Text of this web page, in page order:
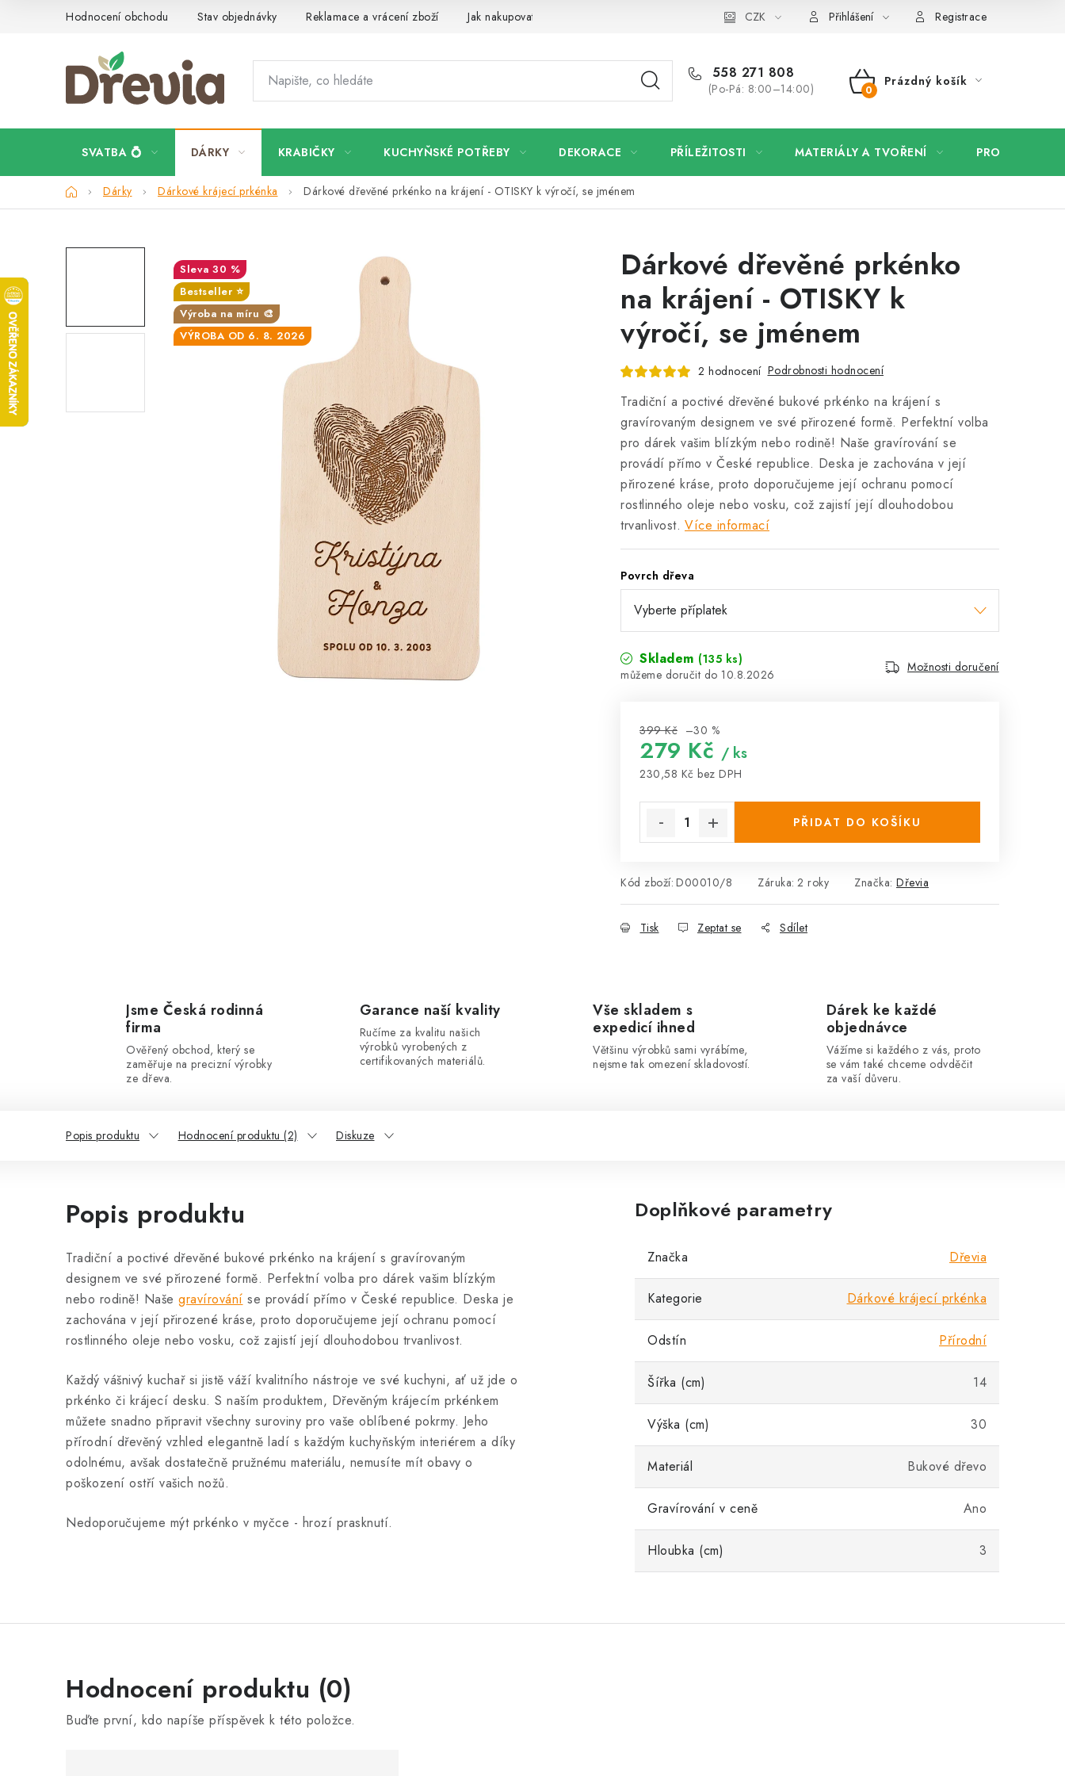
Hodnocení obchodu Stav objednávky Reklamace a vrácení zboží Jak nakupovat Pro firmy Velkoobchod Kontakt
CZK Přihlášení Registrace
558 271 808
(Po-Pá: 8:00–14:00)
NÁKUPNÍ
Prázdný košík
SVATBA 💍 DÁRKY KRABIČKY KUCHYŇSKÉ POTŘEBY DEKORACE PŘÍLEŽITOSTI MATERIÁLY A TVOŘENÍ PRO FIRMY
DomůDárky Dárkové krájecí prkénka Dárkové dřevěné prkénko na krájení - OTISKY k výročí, se jménem
Dárkové dřevěné prkénko
na krájení - OTISKY k
výročí, se jménem
2 hodnocení Podrobnosti hodnocení
Tradiční a poctivé dřevěné bukové prkénko na krájení s
gravírovaným designem ve své přirozené formě. Perfektní volba
pro dárek vašim blízkým nebo rodině! Naše gravírování se
provádí přímo v České republice. Deska je zachována v její
přirozené kráse, proto doporučujeme její ochranu pomocí
rostlinného oleje nebo vosku, což zajistí její dlouhodobou
trvanlivost. Více informací
Povrch dřeva
Skladem (135 ks)
10.8.2026
Možnosti doručení
399 Kč –30 %
279 Kč / ks
230,58 Kč bez DPH
PŘIDAT DO KOŠÍKU
Kód zboží: D00010/8 Záruka: 2 roky Značka: Dřevia
Tisk Zeptat se Sdílet
30 %
Bestseller ⭐️
Výroba na míru 🎨
VÝROBA OD 6. 8. 2026
Jsme Česká rodinná
firma
Ověřený obchod, který se
zaměřuje na precizní výrobky
ze dřeva.
Garance naší kvality
Ručíme za kvalitu našich
výrobků vyrobených z
certifikovaných materiálů.
Vše skladem s
expedicí ihned
Většinu výrobků sami vyrábíme,
nejsme tak omezení skladovostí.
Dárek ke každé
objednávce
Vážíme si každého z vás, proto
se vám také chceme odvděčit
za vaší důveru.
Popis produktu Hodnocení produktu (2) Diskuze
Popis produktu
Tradiční a poctivé dřevěné bukové prkénko na krájení s gravírovaným
designem ve své přirozené formě. Perfektní volba pro dárek vašim blízkým
nebo rodině! Naše gravírování se provádí přímo v České republice. Deska je
zachována v její přirozené kráse, proto doporučujeme její ochranu pomocí
rostlinného oleje nebo vosku, což zajistí její dlouhodobou trvanlivost.
Každý vášnivý kuchař si jistě váží kvalitního nástroje ve své kuchyni, ať už jde o
prkénko či krájecí desku. S naším produktem, Dřevěným krájecím prkénkem
můžete snadno připravit všechny suroviny pro vaše oblíbené pokrmy. Jeho
přírodní dřevěný vzhled elegantně ladí s každým kuchyňským interiérem a díky
odolnému, avšak dostatečně pružnému materiálu, nemusíte mít obavy o
poškození ostří vašich nožů.
Nedoporučujeme mýt prkénko v myčce - hrozí prasknutí.
Doplňkové parametry
Značka Dřevia
Kategorie Dárkové krájecí prkénka
Odstín Přírodní
Šířka (cm) 14
Výška (cm) 30
Materiál Bukové dřevo
Gravírování v ceně Ano
Hloubka (cm) 3
Hodnocení produktu (0)
Buďte první, kdo napíše příspěvek k této položce.
V
ý